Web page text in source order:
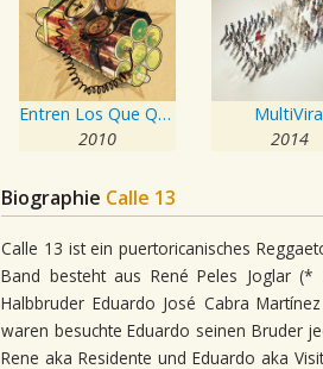
Entren Los Que Quieran
2010
2014
Biographie Calle 13
Calle 13 ist ein puertoricanisches
Band besteht aus René Peles Joglar
Halbbruder Eduardo José Cabra
waren besuchte Eduardo seinen Bruder
Rene aka Residente und Eduardo aka